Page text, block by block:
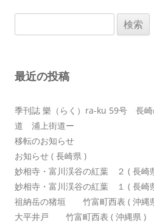
ン
索:
最近の投稿
季刊誌 樂（らく）ra-ku 59号 長
道 浦上街道ー
移転のお知らせ
お知らせ ( 長崎県 )
妙相寺・富川渓谷の紅葉 ２ ( 長崎
妙相寺・富川渓谷の紅葉 １ ( 長崎
祖納岳の猪垣 竹富町西表 ( 沖縄
大平井戸 竹富町西表 ( 沖縄県 )